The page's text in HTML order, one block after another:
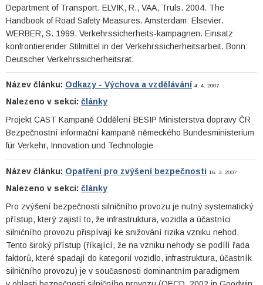
Department of Transport. ELVIK, R., VAA, Truls. 2004. The
Handbook of Road Safety Measures. Amsterdam: Elsevier.
WERBER, S. 1999. Verkehrssicherheits-kampagnen. Einsatz
konfrontierender Stilmittel in der Verkehrssicherheitsarbeit. Bonn:
Deutscher Verkehrssicherheitsrat.
Název článku: Odkazy - Výchova a vzdělávání 4. 4. 2007
Nalezeno v sekci: články
Projekt CAST Kampaně Oddělení BESIP Ministerstva dopravy ČR
Bezpečnostní informační kampaně německého Bundesministerium
für Verkehr, Innovation und Technologie
Název článku: Opatření pro zvýšení bezpečnosti 16. 3. 2007
Nalezeno v sekci: články
Pro zvýšení bezpečnosti silničního provozu je nutný systematický
přístup, který zajistí to, že infrastruktura, vozidla a účastníci
silničního provozu přispívají ke snižování rizika vzniku nehod.
Tento široký přístup (říkající, že na vzniku nehody se podílí řada
faktorů, které spadají do kategorií vozidlo, infrastruktura, účastník
silničního provozu) je v současnosti dominantním paradigmem